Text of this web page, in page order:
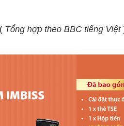
( Tổng hợp theo BBC tiếng Việt